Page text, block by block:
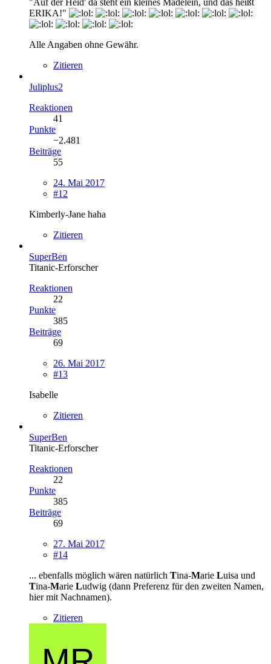
ERIKA!"
Alle Angaben ohne Gewähr.
Zitieren
Juliplus2
Reaktionen
41
Punkte
−2.481
Beiträge
55
24. Mai 2017
#12
Kimberly-Jane haha
Zitieren
SuperBen
Titanic-Erforscher
Reaktionen
22
Punkte
385
Beiträge
69
26. Mai 2017
#13
Isabelle
Zitieren
SuperBen
Titanic-Erforscher
Reaktionen
22
Punkte
385
Beiträge
69
27. Mai 2017
#14
... ebenfalls möglich wären natürlich Tina-Marie Luisa und
Tina-Marie Ludwig (dann Preferenz für den zweiten Namen,
hier mit Nachnamen).
Zitieren